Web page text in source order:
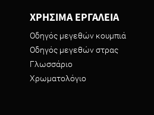
ΧΡΗΣΙΜΑ ΕΡΓΑΛΕΙΑ
Οδηγός μεγεθών κουμπιά
Οδηγός μεγεθών στρας
Γλωσσάριο
Χρωματολόγιο